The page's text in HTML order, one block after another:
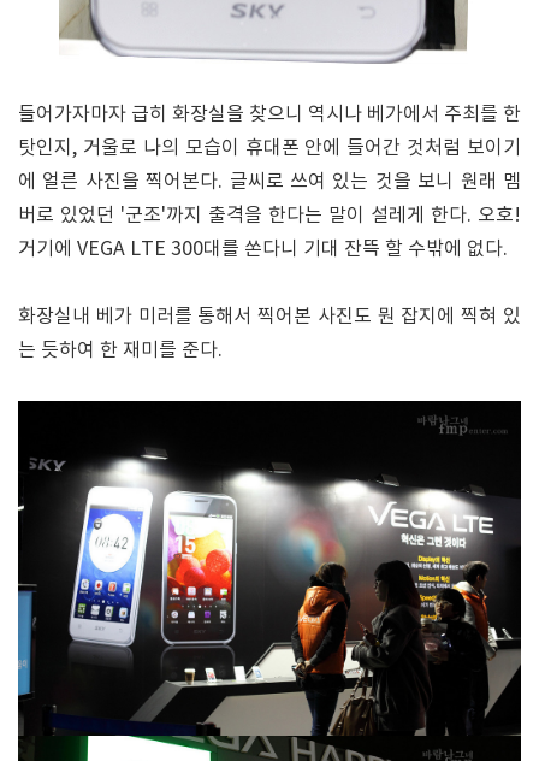
들어가자마자 급히 화장실을 찾으니 역시나 베가에서 주최를 한
탓인지, 거울로 나의 모습이 휴대폰 안에 들어간 것처럼 보이기
에 얼른 사진을 찍어본다. 글씨로 쓰여 있는 것을 보니 원래 멤
버로 있었던 '군조'까지 출격을 한다는 말이 설레게 한다. 오호!
거기에 VEGA LTE 300대를 쏜다니 기대 잔뜩 할 수밖에 없다.
화장실내 베가 미러를 통해서 찍어본 사진도 뭔 잡지에 찍혀 있
는 듯하여 한 재미를 준다.